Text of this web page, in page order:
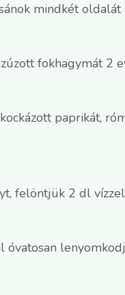
mindkét
fokhagymát 2
paprikát,
felöntjük 2 dl